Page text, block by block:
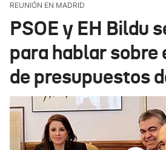
Ikusmiran
Eguraldia
REUNIÓN EN MADRID
PSOE y EH Bildu
para hablar sobre
de presupuestos